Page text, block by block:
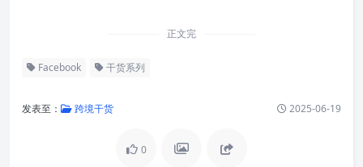
正文完
Facebook 干货系列
发表至： 跨境干货 2025-06-19
0